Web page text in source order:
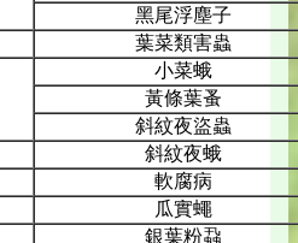
黑尾浮塵子
葉菜類害蟲
小菜蛾
黃條葉蚤
斜紋夜盜蟲
斜紋夜蛾
軟腐病
瓜實蠅
銀葉粉蝨